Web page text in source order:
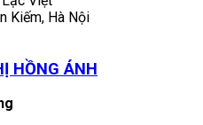
Kiếm, Hà Nội
HỒNG ÁNH